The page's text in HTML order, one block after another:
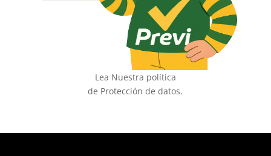
Lea Nuestra política
de Protección de datos.